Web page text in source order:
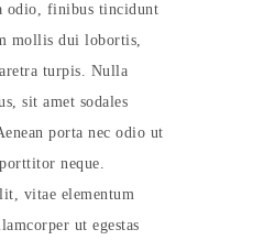
odio, finibus tincidunt
mollis dui lobortis,
turpis. Nulla
sit amet sodales
porta nec odio ut
neque.
vitae elementum
ut egestas